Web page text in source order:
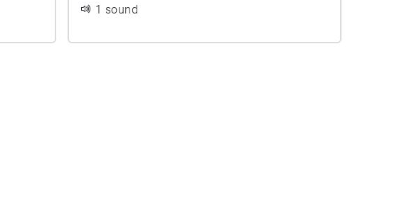
1 sound